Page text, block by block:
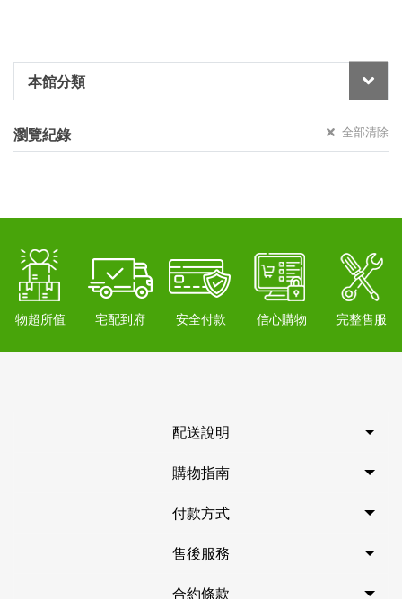
本館分類
瀏覽紀錄 全部清除
物超所值 宅配到府 安全付款 信心購物 完整售服
配送說明
購物指南
付款方式
售後服務
合約條款